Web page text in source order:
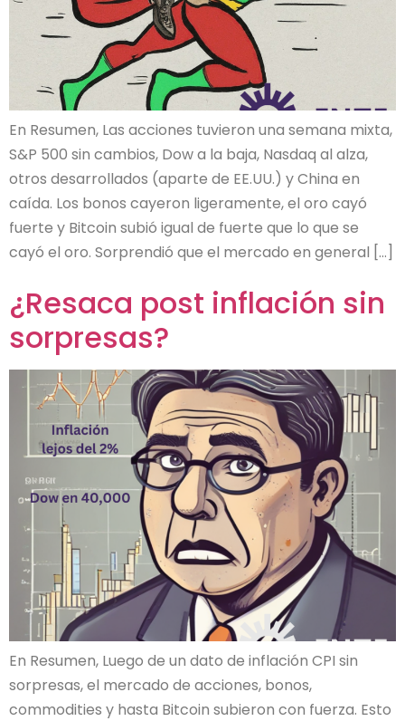
En Resumen, Las acciones tuvieron una semana mixta,
S&P 500 sin cambios, Dow a la baja, Nasdaq al alza,
otros desarrollados (aparte de EE.UU.) y China en
caída. Los bonos cayeron ligeramente, el oro cayó
fuerte y Bitcoin subió igual de fuerte que lo que se
cayó el oro. Sorprendió que el mercado en general […]
¿Resaca post inflación sin
sorpresas?
En Resumen, Luego de un dato de inflación CPI sin
sorpresas, el mercado de acciones, bonos,
commodities y hasta Bitcoin subieron con fuerza. Esto